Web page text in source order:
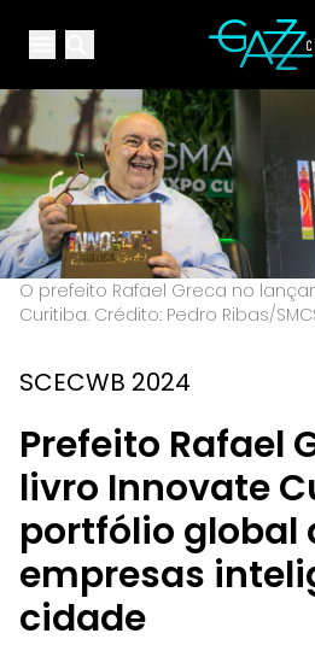
Open main menu
Your
O prefeito Rafael Greca no
Curitiba. Crédito: Pedro Ribas/
SCECWB 2024
Prefeito Rafael
livro Innovate
portfólio global
empresas
cidade